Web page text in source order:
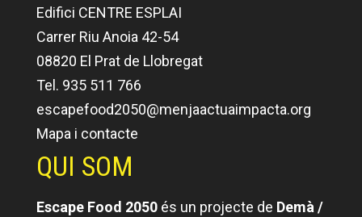
Edifici CENTRE ESPLAI
Carrer Riu Anoia 42-54
08820 El Prat de Llobregat
Tel. 935 511 766
escapefood2050@menjaactuaimpacta.org
Mapa i contacte
QUI SOM
Escape Food 2050és un projecte de Demà /